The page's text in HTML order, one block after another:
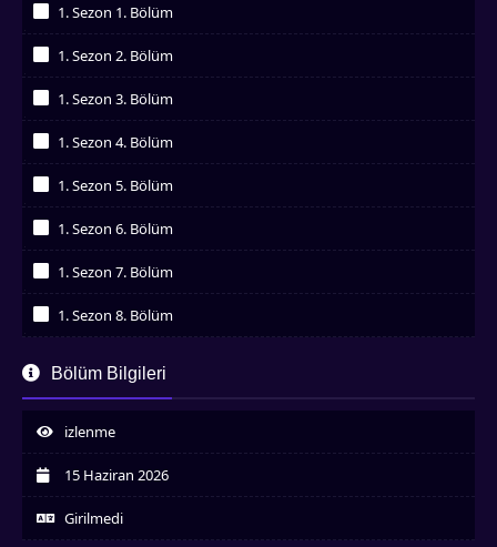
1. Sezon 1. Bölüm
1. Sezon 2. Bölüm
1. Sezon 3. Bölüm
1. Sezon 4. Bölüm
1. Sezon 5. Bölüm
1. Sezon 6. Bölüm
1. Sezon 7. Bölüm
1. Sezon 8. Bölüm
İzledim
İzledim
1. Sezon 10. Bölüm
İzledim
İzledim
Bölüm Bilgileri
izlenme
15 Haziran 2026
Girilmedi